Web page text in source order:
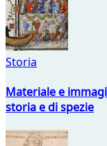
Storia
Materiale e
storia e di spezie